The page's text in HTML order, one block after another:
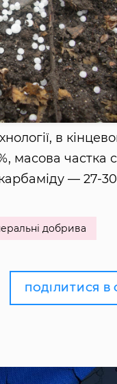
в
масова частка
— 27-
добрива
ПОДІЛИТИСЯ